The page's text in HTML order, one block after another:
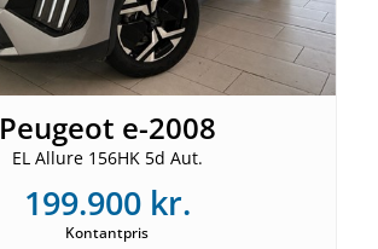
Peugeot e-2008
EL Allure 156HK 5d Aut.
199.900 kr.
Kontantpris